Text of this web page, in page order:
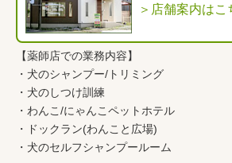
＞店舗案内はこ
【薬師店での業務内容】
・ 犬のシャンプー/トリミング
・ 犬のしつけ訓練
・ わんこ/にゃんこペットホテル
・
ドックラン(わんこと広場)
・ 犬のセルフシャンプールーム